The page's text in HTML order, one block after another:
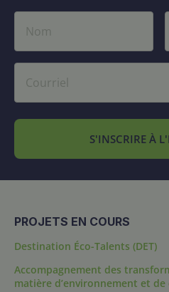
S'INSCRIRE À
PROJETS EN COURS
Destination Éco-Talents (DET)
Accompagnement des
matière d’environnement et de